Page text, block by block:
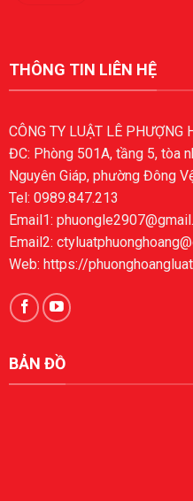
THÔNG TIN LIÊN HỆ
CÔNG TY LUẬT LÊ PHƯỢNG
ĐC: Phòng 501A, tầng 5, tòa
Nguyên Giáp, phường Đông
Tel: 0989.847.213
Email1:
Email2:
Web: https://
BẢN ĐỒ